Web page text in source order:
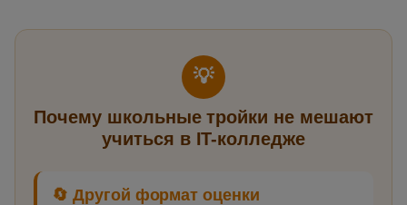
💡
Почему школьные тройки не мешают
учиться в IT-колледже
🔄 Другой формат оценки